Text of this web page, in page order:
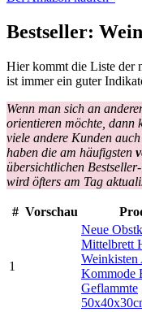
Bestseller:
Hier kommt die Liste der
ist immer ein guter
Wenn man sich an
orientieren möchte, dann
viele andere Kunden
haben die am häufigsten
übersichtlichen
wird öfters am Tag
# Vorschau
1
Neue
Mittelbrett
Weinkisten
Kommode
Geflammte